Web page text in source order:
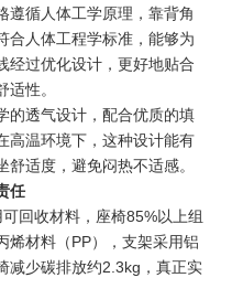
遵循人体工学原理，靠背角
合人体工程学标准，能够为
经过优化设计，更好地贴合
性。
的透气设计，配合优质的填
高温环境下，这种设计能有
适度，避免闷热不适感。
任
回收材料，座椅85%以上组
烯材料（PP），支架采用铝
减少碳排放约2.3kg，真正实